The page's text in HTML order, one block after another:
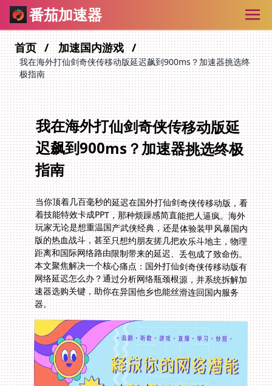
番茄加速器
首页 加速国内游戏
我在海外打仙剑奇侠传移动版延迟飙到900ms？加速器挑选终
极指南
我在海外打仙剑奇侠传移动版延
迟飙到900ms？加速器挑选终极
指南
当你顶着几百毫秒的延迟在国外打仙剑奇侠传移动版，看
着技能特效卡成PPT，那种烦躁感简直能把人逼疯。海外
玩家无论是想重温国产武侠经典，还是体验装甲风暴国内
版的热血战斗，甚至只想约朋友搓几把欢乐斗地主，物理
距离和国际网络路由限制带来的延迟、丢包成了致命伤。
本文聚焦解决一个核心痛点：国外打仙剑奇侠传移动版有
网络延迟怎么办？通过分析网络瓶颈根源，并系统拆解加
速器选购关键，助你在异国他乡也能丝滑连回国内服务
器。